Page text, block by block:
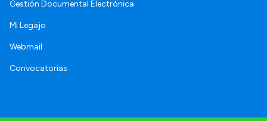
Gestión Documental Electrónica
Mi Legajo
Webmail
Convocatorias